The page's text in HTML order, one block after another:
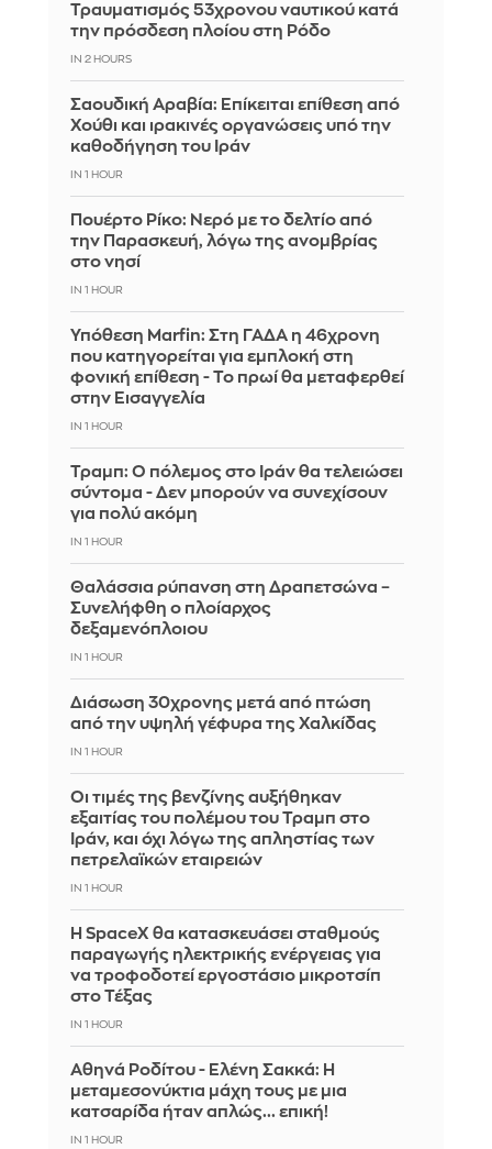
Τραυματισμός 53χρονου ναυτικού κατά
την πρόσδεση πλοίου στη Ρόδο
IN 2 HOURS
Σαουδική Αραβία: Επίκειται επίθεση από
Χούθι και ιρακινές οργανώσεις υπό την
καθοδήγηση του Ιράν
IN 1 HOUR
Πουέρτο Ρίκο: Νερό με το δελτίο από
την Παρασκευή, λόγω της ανομβρίας
στο νησί
IN 1 HOUR
Υπόθεση Marfin: Στη ΓΑΔΑ η 46χρονη
που κατηγορείται για εμπλοκή στη
φονική επίθεση - Το πρωί θα μεταφερθεί
στην Εισαγγελία
IN 1 HOUR
Τραμπ: Ο πόλεμος στο Ιράν θα τελειώσει
σύντομα - Δεν μπορούν να συνεχίσουν
για πολύ ακόμη
IN 1 HOUR
Θαλάσσια ρύπανση στη Δραπετσώνα –
Συνελήφθη ο πλοίαρχος
δεξαμενόπλοιου
IN 1 HOUR
Διάσωση 30χρονης μετά από πτώση
από την υψηλή γέφυρα της Χαλκίδας
IN 1 HOUR
Οι τιμές της βενζίνης αυξήθηκαν
εξαιτίας του πολέμου του Τραμπ στο
Ιράν, και όχι λόγω της απληστίας των
πετρελαϊκών εταιρειών
IN 1 HOUR
Η SpaceX θα κατασκευάσει σταθμούς
παραγωγής ηλεκτρικής ενέργειας για
να τροφοδοτεί εργοστάσιο μικροτσίπ
στο Τέξας
IN 1 HOUR
Αθηνά Ροδίτου - Ελένη Σακκά: Η
μεταμεσονύκτια μάχη τους με μια
κατσαρίδα ήταν απλώς... επική!
IN 1 HOUR